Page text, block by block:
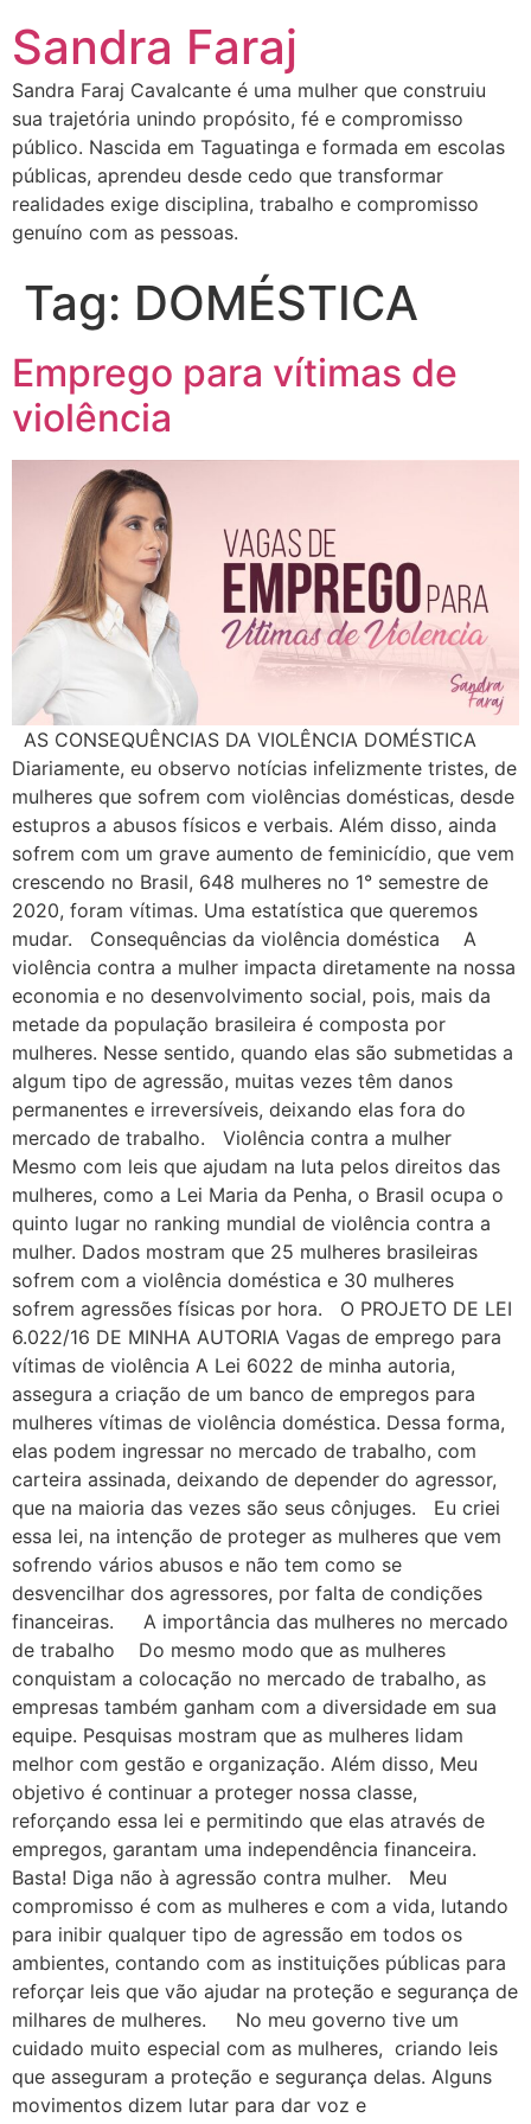
Sandra Faraj
Sandra Faraj Cavalcante é uma mulher que construiu
sua trajetória unindo propósito, fé e compromisso
público. Nascida em Taguatinga e formada em escolas
públicas, aprendeu desde cedo que transformar
realidades exige disciplina, trabalho e compromisso
genuíno com as pessoas.
Tag: DOMÉSTICA
Emprego para vítimas de
violência
AS CONSEQUÊNCIAS DA VIOLÊNCIA DOMÉSTICA
Diariamente, eu observo notícias infelizmente tristes, de
mulheres que sofrem com violências domésticas, desde
estupros a abusos físicos e verbais. Além disso, ainda
sofrem com um grave aumento de feminicídio, que vem
crescendo no Brasil, 648 mulheres no 1° semestre de
2020, foram vítimas. Uma estatística que queremos
mudar. Consequências da violência doméstica A
violência contra a mulher impacta diretamente na nossa
economia e no desenvolvimento social, pois, mais da
metade da população brasileira é composta por
mulheres. Nesse sentido, quando elas são submetidas a
algum tipo de agressão, muitas vezes têm danos
permanentes e irreversíveis, deixando elas fora do
mercado de trabalho. Violência contra a mulher
Mesmo com leis que ajudam na luta pelos direitos das
mulheres, como a Lei Maria da Penha, o Brasil ocupa o
quinto lugar no ranking mundial de violência contra a
mulher. Dados mostram que 25 mulheres brasileiras
sofrem com a violência doméstica e 30 mulheres
sofrem agressões físicas por hora. O PROJETO DE LEI
6.022/16 DE MINHA AUTORIA Vagas de emprego para
vítimas de violência A Lei 6022 de minha autoria,
assegura a criação de um banco de empregos para
mulheres vítimas de violência doméstica. Dessa forma,
elas podem ingressar no mercado de trabalho, com
carteira assinada, deixando de depender do agressor,
que na maioria das vezes são seus cônjuges. Eu criei
essa lei, na intenção de proteger as mulheres que vem
sofrendo vários abusos e não tem como se
desvencilhar dos agressores, por falta de condições
financeiras. A importância das mulheres no mercado
de trabalho Do mesmo modo que as mulheres
conquistam a colocação no mercado de trabalho, as
empresas também ganham com a diversidade em sua
equipe. Pesquisas mostram que as mulheres lidam
melhor com gestão e organização. Além disso, Meu
objetivo é continuar a proteger nossa classe,
reforçando essa lei e permitindo que elas através de
empregos, garantam uma independência financeira.
Basta! Diga não à agressão contra mulher. Meu
compromisso é com as mulheres e com a vida, lutando
para inibir qualquer tipo de agressão em todos os
ambientes, contando com as instituições públicas para
reforçar leis que vão ajudar na proteção e segurança de
milhares de mulheres. No meu governo tive um
cuidado muito especial com as mulheres, criando leis
que asseguram a proteção e segurança delas. Alguns
movimentos dizem lutar para dar voz e